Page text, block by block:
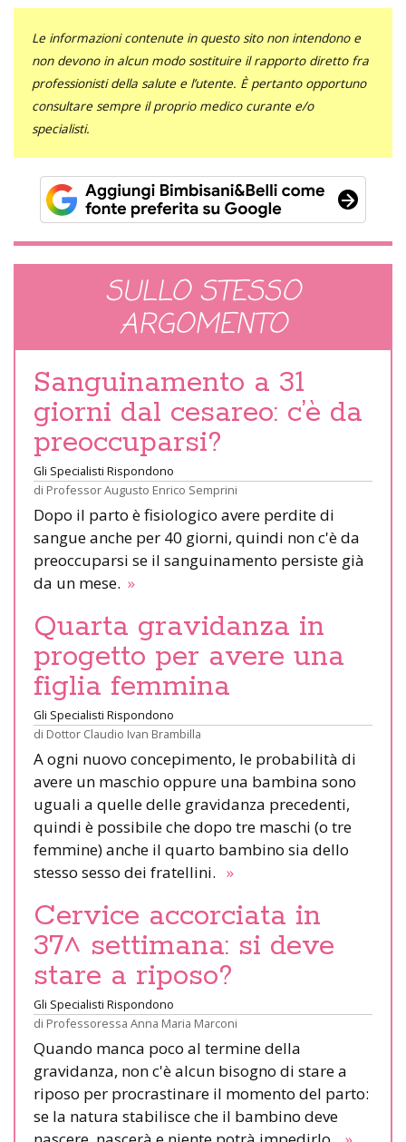
Le informazioni contenute in questo sito non intendono e
non devono in alcun modo sostituire il rapporto diretto fra
professionisti della salute e l’utente. È pertanto opportuno
consultare sempre il proprio medico curante e/o
specialisti.
SULLO STESSO
ARGOMENTO
Sanguinamento a 31
giorni dal cesareo: c’è da
preoccuparsi?
Gli Specialisti Rispondono
di Professor Augusto Enrico Semprini
Dopo il parto è fisiologico avere perdite di
sangue anche per 40 giorni, quindi non c'è da
preoccuparsi se il sanguinamento persiste già
da un mese. »
Quarta gravidanza in
progetto per avere una
figlia femmina
Gli Specialisti Rispondono
di Dottor Claudio Ivan Brambilla
A ogni nuovo concepimento, le probabilità di
avere un maschio oppure una bambina sono
uguali a quelle delle gravidanza precedenti,
quindi è possibile che dopo tre maschi (o tre
femmine) anche il quarto bambino sia dello
stesso sesso dei fratellini. »
Cervice accorciata in
37^ settimana: si deve
stare a riposo?
Gli Specialisti Rispondono
di Professoressa Anna Maria Marconi
Quando manca poco al termine della
gravidanza, non c'è alcun bisogno di stare a
riposo per procrastinare il momento del parto:
se la natura stabilisce che il bambino deve